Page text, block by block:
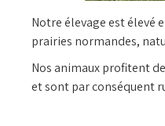
Notre élevage est élevé
prairies normandes,
Nos animaux profitent
et sont par conséquent